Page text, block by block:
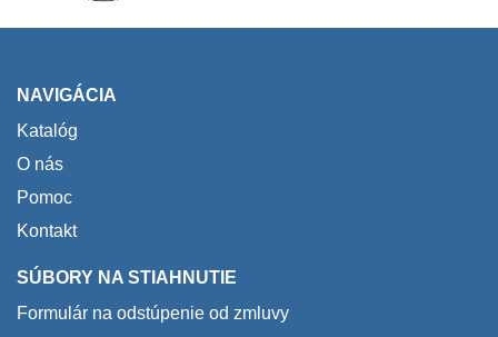
NAVIGÁCIA
Katalóg
O nás
Pomoc
Kontakt
SÚBORY NA STIAHNUTIE
Formulár na odstúpenie od zmluvy